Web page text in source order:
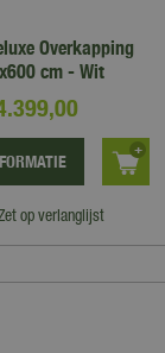
Overkapping
cm - Wit
,00
op verlanglijst